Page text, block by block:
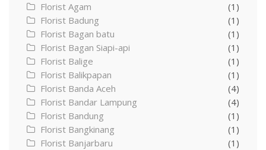
Florist Agam
(1)
Florist Badung
(1)
Florist Bagan batu
(1)
Florist Bagan Siapi-api
(1)
Florist Balige
(1)
Florist Balikpapan
(1)
Florist Banda Aceh
(4)
Florist Bandar Lampung
(4)
Florist Bandung
(1)
Florist Bangkinang
(1)
Florist Banjarbaru
(1)